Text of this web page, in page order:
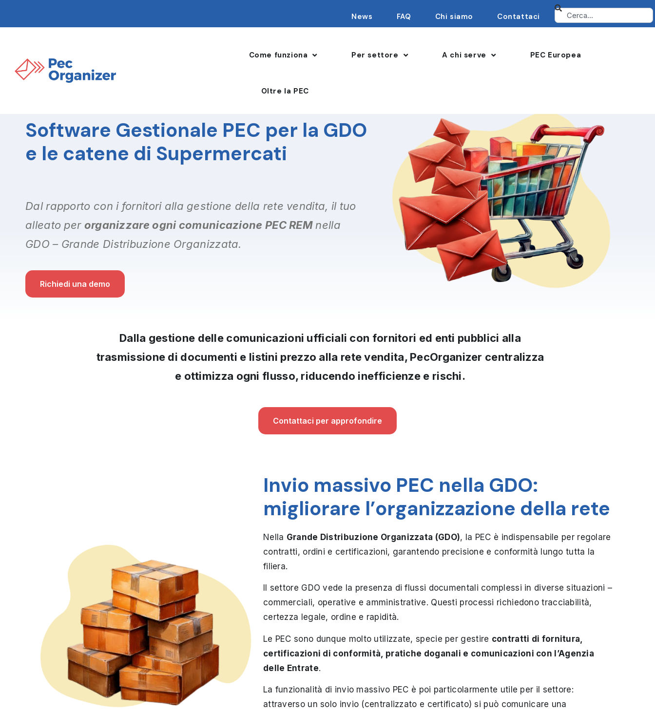
News FAQ Chi siamo Contattaci
Come funziona Per settore A chi serve PEC Europea
Oltre la PEC
Software Gestionale PEC per la GDO
e le catene di Supermercati
Dal rapporto con i fornitori alla gestione della rete vendita, il tuo
alleato per organizzare ogni comunicazione PEC REM nella
GDO – Grande Distribuzione Organizzata.
Richiedi una demo
Dalla gestione delle comunicazioni ufficiali con fornitori ed enti pubblici alla
trasmissione di documenti e listini prezzo alla rete vendita, PecOrganizer centralizza
e ottimizza ogni flusso, riducendo inefficienze e rischi.
Contattaci per approfondire
Invio massivo PEC nella GDO:
migliorare l’organizzazione della rete
Nella Grande Distribuzione Organizzata (GDO), la PEC è indispensabile per regolare
contratti, ordini e certificazioni, garantendo precisione e conformità lungo tutta la
filiera.
Il settore GDO vede la presenza di flussi documentali complessi in diverse situazioni –
commerciali, operative e amministrative. Questi processi richiedono tracciabilità,
certezza legale, ordine e rapidità.
Le PEC sono dunque molto utilizzate, specie per gestire contratti di fornitura,
certificazioni di conformità, pratiche doganali e comunicazioni con l’Agenzia
delle Entrate.
La funzionalità di invio massivo PEC è poi particolarmente utile per il settore:
attraverso un solo invio (centralizzato e certificato) si può comunicare una